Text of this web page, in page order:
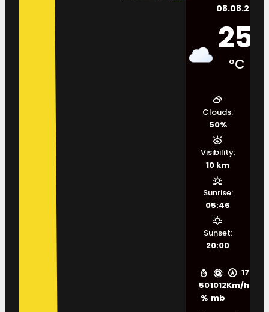
08.08.2026.
25
°C
50
%
1012
mb
17
Km/h
Clouds:
50%
Visibility:
10 km
Sunrise:
05:46
Sunset:
20:00